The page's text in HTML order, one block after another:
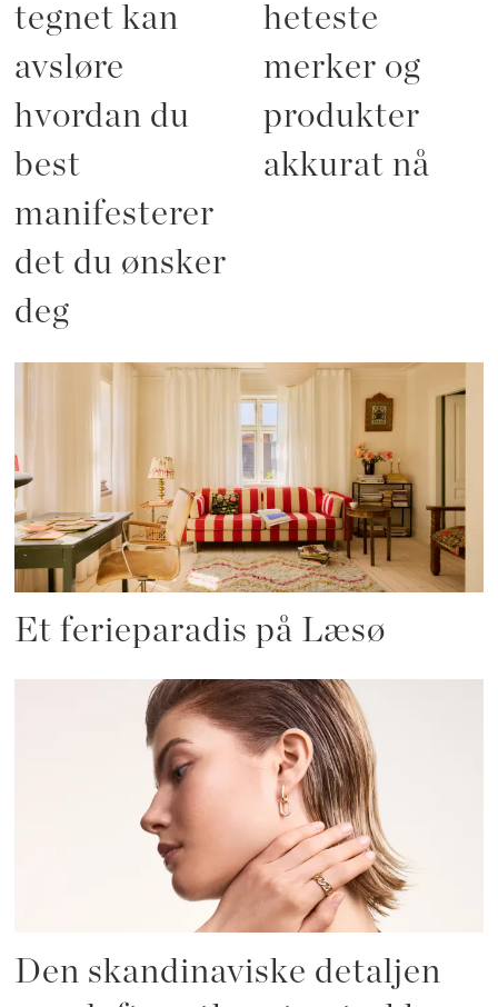
tegnet kan
avsløre
hvordan du
best
manifesterer
det du ønsker
deg
heteste
merker og
produkter
akkurat nå
Et ferieparadis på Læsø
Den skandinaviske detaljen